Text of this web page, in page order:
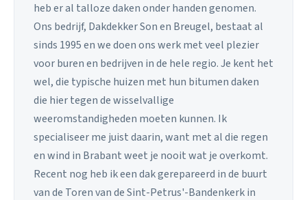
heb er al talloze daken onder handen genomen.
Ons bedrijf, Dakdekker Son en Breugel, bestaat al
sinds 1995 en we doen ons werk met veel plezier
voor buren en bedrijven in de hele regio. Je kent het
wel, die typische huizen met hun bitumen daken
die hier tegen de wisselvallige
weeromstandigheden moeten kunnen. Ik
specialiseer me juist daarin, want met al die regen
en wind in Brabant weet je nooit wat je overkomt.
Recent nog heb ik een dak gerepareerd in de buurt
van de Toren van de Sint-Petrus'-Bandenkerk in